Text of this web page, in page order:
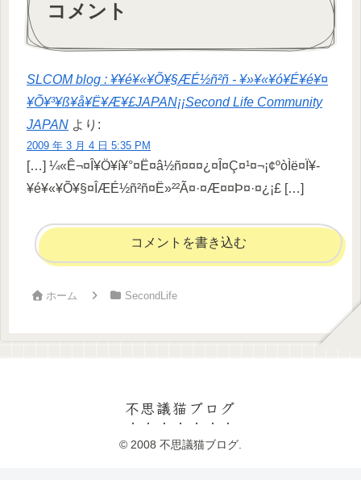
コメント
SLCOM blog : ¥­¥é¥«¥Õ¥§ÆÉ½ñ²ñ - ¥»¥«¥ó¥É¥é¥¤
¥Õ¥³¥ß¥å¥Ë¥Æ¥£JAPAN¡¡Second Life Community
JAPAN より:
2009 年 3 月 4 日 5:35 PM
[…] ¼«Ê¬¤Î¥Ö¥í¥°¤Ë¤â½ñ¤¤¤¿¤Î¤Ç¤¹¤¬¡¢ºòÌë¤Ï¥­
¥é¥«¥Õ¥§¤ÎÆÉ½ñ²ñ¤Ë»²²Ã¤·¤Æ¤­¤Þ¤·¤¿¡£ […]
コメントを書き込む
ホーム SecondLife
不思議猫ブログ
© 2008 不思議猫ブログ.